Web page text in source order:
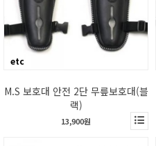
etc
M.S 보호대 안전 2단 무릎보호대(블
랙)
13,900원